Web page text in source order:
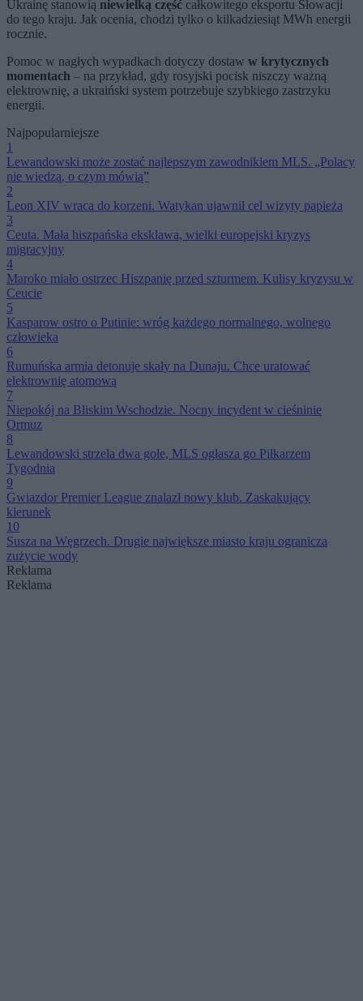
Ukrainę stanowią niewielką część całkowitego eksportu Słowacji
do tego kraju. Jak ocenia, chodzi tylko o kilkadziesiąt MWh energii
rocznie.
Pomoc w nagłych wypadkach dotyczy dostaw w krytycznych
momentach – na przykład, gdy rosyjski pocisk niszczy ważną
elektrownię, a ukraiński system potrzebuje szybkiego zastrzyku
energii.
Najpopularniejsze
1
Lewandowski może zostać najlepszym zawodnikiem MLS. „Polacy
nie wiedzą, o czym mówią”
2
Leon XIV wraca do korzeni. Watykan ujawnił cel wizyty papieża
3
Ceuta. Mała hiszpańska eksklawa, wielki europejski kryzys
migracyjny
4
Maroko miało ostrzec Hiszpanię przed szturmem. Kulisy kryzysu w
Ceucie
5
Kasparow ostro o Putinie: wróg każdego normalnego, wolnego
człowieka
6
Rumuńska armia detonuje skały na Dunaju. Chce uratować
elektrownię atomową
7
Niepokój na Bliskim Wschodzie. Nocny incydent w cieśninie
Ormuz
8
Lewandowski strzela dwa gole, MLS ogłasza go Piłkarzem
Tygodnia
9
Gwiazdor Premier League znalazł nowy klub. Zaskakujący
kierunek
10
Susza na Węgrzech. Drugie największe miasto kraju ogranicza
zużycie wody
Reklama
Reklama